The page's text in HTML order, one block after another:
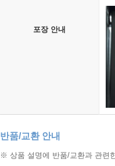
포장 안내
반품/교환 안내
※ 상품 설명에 반품/교환과 관련